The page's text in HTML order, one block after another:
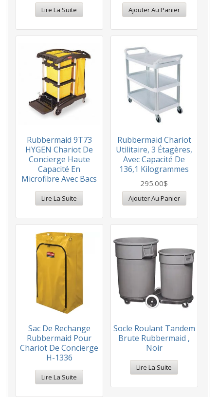
Lire La Suite Ajouter Au Panier
Rubbermaid 9T73
HYGEN Chariot De
Concierge Haute
Capacité En
Microfibre Avec Bacs
Lire La Suite
Rubbermaid Chariot
Utilitaire, 3 Étagères,
Avec Capacité De
136,1 Kilogrammes
295.00$
Ajouter Au Panier
Sac De Rechange
Rubbermaid Pour
Chariot De Concierge
H-1336
Lire La Suite
Socle Roulant Tandem
Brute Rubbermaid ,
Noir
Lire La Suite